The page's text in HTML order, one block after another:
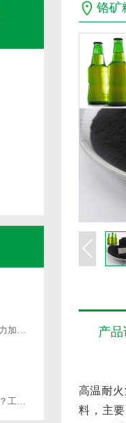
喷砂玻璃珠适合工件去应力加工吗
轮胎平衡珠是怎么工作的？工作原理是什么？
铬矿
产
高温耐
料，主